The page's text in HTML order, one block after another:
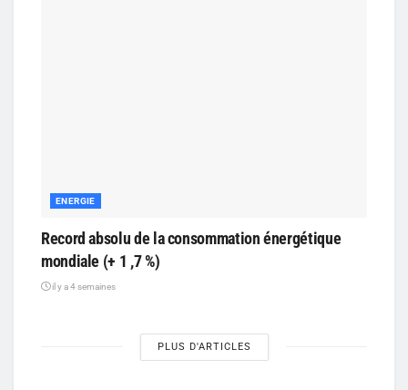
ENERGIE
Record absolu de la consommation énergétique
mondiale (+ 1 ,7 %)
il y a 4 semaines
PLUS D'ARTICLES